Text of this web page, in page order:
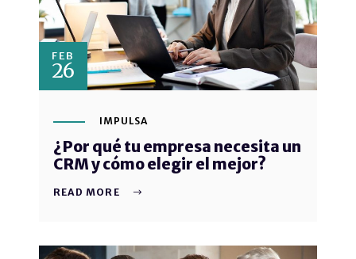
FEB
26
IMPULSA
¿Por qué tu empresa necesita un
CRM y cómo elegir el mejor?
READ MORE